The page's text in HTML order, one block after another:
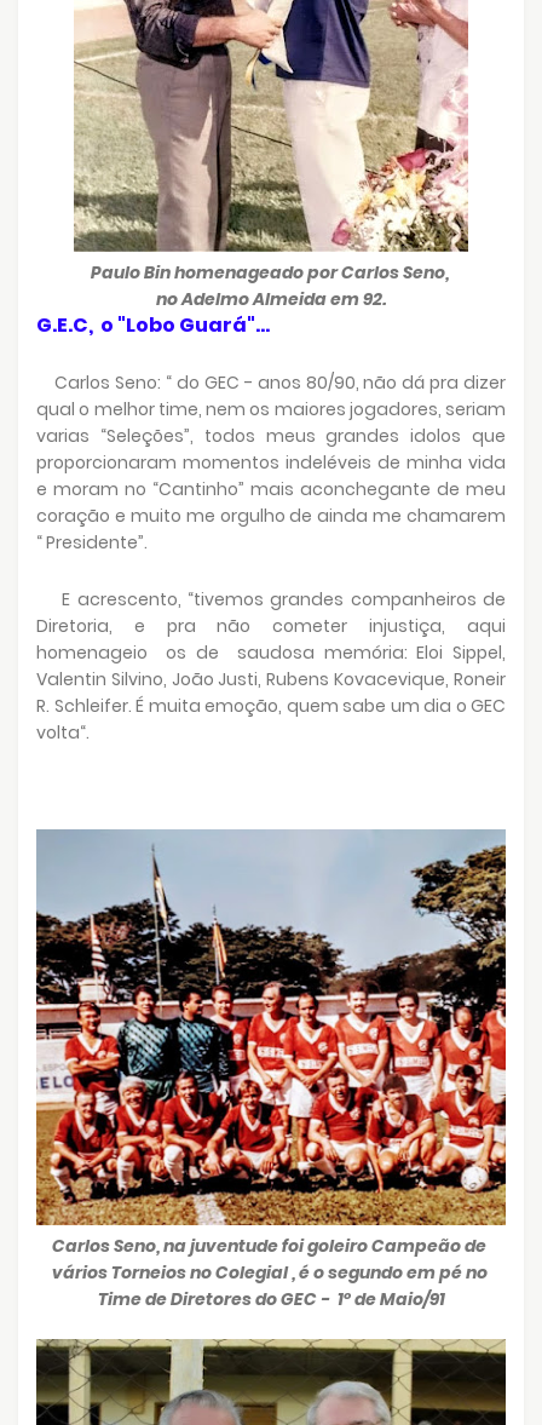
Paulo Bin homenageado por Carlos Seno,
no Adelmo Almeida em 92.
G.E.C, o "Lobo Guará"...
Carlos Seno: “ do GEC - anos 80/90, não dá pra dizer
qual o melhor time, nem os maiores jogadores, seriam
varias “Seleções”, todos meus grandes idolos que
proporcionaram momentos indeléveis de minha vida
e moram no “Cantinho” mais aconchegante de meu
coração e muito me orgulho de ainda me chamarem
“ Presidente”.
E acrescento, “tivemos grandes companheiros de
Diretoria, e pra não cometer injustiça, aqui
homenageio os de saudosa memória: Eloi Sippel,
Valentin Silvino, João Justi, Rubens Kovacevique, Roneir
R. Schleifer. É muita emoção, quem sabe um dia o GEC
volta“.
Carlos Seno, na juventude foi goleiro Campeão de
váriosTorneios no Colegial , é o segundo em péno
Time de Diretores do GEC - 1º de Maio/91